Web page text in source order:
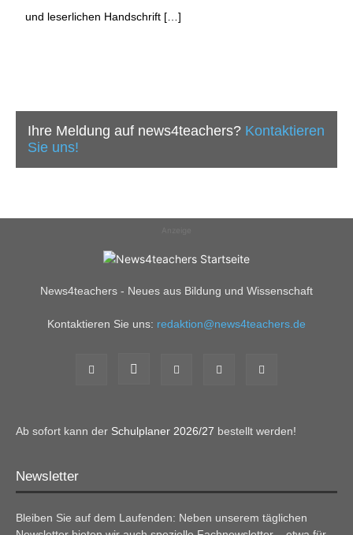
und leserlichen Handschrift […]
Ihre Meldung auf news4teachers? Kontaktieren
Sie uns!
News4teachers - Neues aus Bildung und Wissenschaft
Kontaktieren Sie uns: redaktion@news4teachers.de
Ab sofort kann der Schulplaner 2026/27 bestellt werden!
Newsletter
Bleiben Sie auf dem Laufenden: Neben unserem täglichen